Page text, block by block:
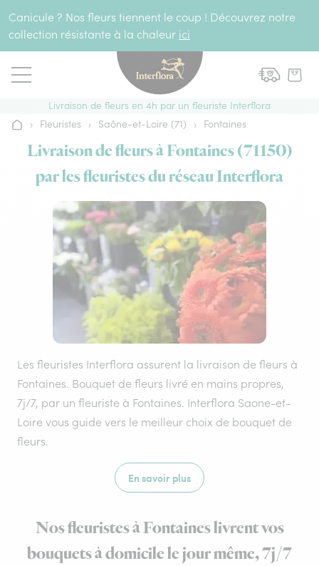
Canicule ? Nos fleurs tiennent le coup ! Découvrez notre
collection résistante à la chaleur ici
Livraison de fleurs en 4h par un fleuriste Interflora
Accueil
› Fleuristes › Saône-et-Loire (71) › Fontaines
Livraison de fleurs à Fontaines (71150)
par les fleuristes du réseau Interflora
Les fleuristes Interflora assurent la livraison de fleurs à
Fontaines. Bouquet de fleurs livré en mains propres,
7j/7, par un fleuriste à Fontaines. Interflora Saone-et-
Loire vous guide vers le meilleur choix de bouquet de
fleurs.
En savoir plus
Nos fleuristes à Fontaines livrent vos
bouquets à domicile le jour même, 7j/7